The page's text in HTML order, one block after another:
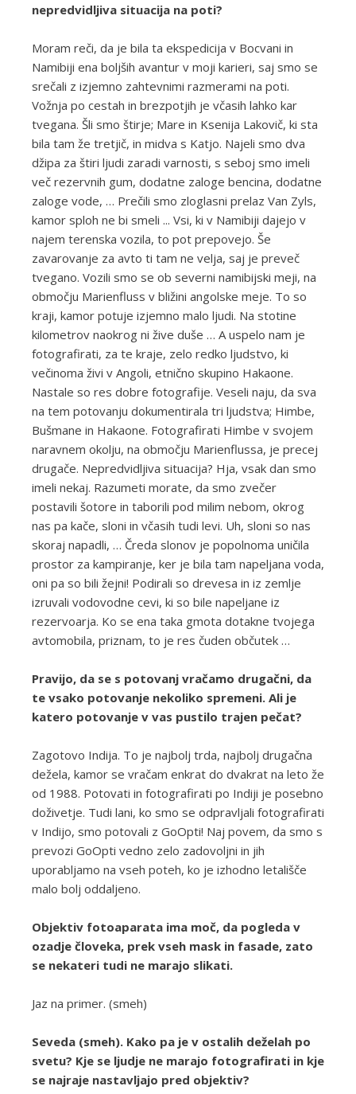
nepredvidljiva situacija na poti?
Moram reči, da je bila ta ekspedicija v Bocvani in
Namibiji ena boljših avantur v moji karieri, saj smo se
srečali z izjemno zahtevnimi razmerami na poti.
Vožnja po cestah in brezpotjih je včasih lahko kar
tvegana. Šli smo štirje; Mare in Ksenija Lakovič, ki sta
bila tam že tretjič, in midva s Katjo. Najeli smo dva
džipa za štiri ljudi zaradi varnosti, s seboj smo imeli
več rezervnih gum, dodatne zaloge bencina, dodatne
zaloge vode, … Prečili smo zloglasni prelaz Van Zyls,
kamor sploh ne bi smeli ... Vsi, ki v Namibiji dajejo v
najem terenska vozila, to pot prepovejo. Še
zavarovanje za avto ti tam ne velja, saj je preveč
tvegano. Vozili smo se ob severni namibijski meji, na
območju Marienfluss v bližini angolske meje. To so
kraji, kamor potuje izjemno malo ljudi. Na stotine
kilometrov naokrog ni žive duše … A uspelo nam je
fotografirati, za te kraje, zelo redko ljudstvo, ki
večinoma živi v Angoli, etnično skupino Hakaone.
Nastale so res dobre fotografije. Veseli naju, da sva
na tem potovanju dokumentirala tri ljudstva; Himbe,
Bušmane in Hakaone. Fotografirati Himbe v svojem
naravnem okolju, na območju Marienflussa, je precej
drugače. Nepredvidljiva situacija? Hja, vsak dan smo
imeli nekaj. Razumeti morate, da smo zvečer
postavili šotore in taborili pod milim nebom, okrog
nas pa kače, sloni in včasih tudi levi. Uh, sloni so nas
skoraj napadli, … Čreda slonov je popolnoma uničila
prostor za kampiranje, ker je bila tam napeljana voda,
oni pa so bili žejni! Podirali so drevesa in iz zemlje
izruvali vodovodne cevi, ki so bile napeljane iz
rezervoarja. Ko se ena taka gmota dotakne tvojega
avtomobila, priznam, to je res čuden občutek …
Pravijo, da se s potovanj vračamo drugačni, da
te vsako potovanje nekoliko spremeni. Ali je
katero potovanje v vas pustilo trajen pečat?
Zagotovo Indija. To je najbolj trda, najbolj drugačna
dežela, kamor se vračam enkrat do dvakrat na leto že
od 1988. Potovati in fotografirati po Indiji je posebno
doživetje. Tudi lani, ko smo se odpravljali fotografirati
v Indijo, smo potovali z GoOpti! Naj povem, da smo s
prevozi GoOpti vedno zelo zadovoljni in jih
uporabljamo na vseh poteh, ko je izhodno letališče
malo bolj oddaljeno.
Objektiv fotoaparata ima moč, da pogleda v
ozadje človeka, prek vseh mask in fasade, zato
se nekateri tudi ne marajo slikati.
Jaz na primer. (smeh)
Seveda (smeh). Kako pa je v ostalih deželah po
svetu? Kje se ljudje ne marajo fotografirati in kje
se najraje nastavljajo pred objektiv?